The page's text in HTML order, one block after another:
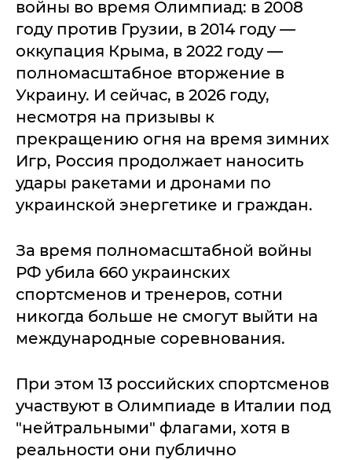
войны во время Олимпиад: в 2008
году против Грузии, в 2014 году —
оккупация Крыма, в 2022 году —
полномасштабное вторжение в
Украину. И сейчас, в 2026 году,
несмотря на призывы к
прекращению огня на время зимних
Игр, Россия продолжает наносить
удары ракетами и дронами по
украинской энергетике и граждан.
За время полномасштабной войны
РФ убила 660 украинских
спортсменов и тренеров, сотни
никогда больше не смогут выйти на
международные соревнования.
При этом 13 российских спортсменов
участвуют в Олимпиаде в Италии под
"нейтральными" флагами, хотя в
реальности они публично